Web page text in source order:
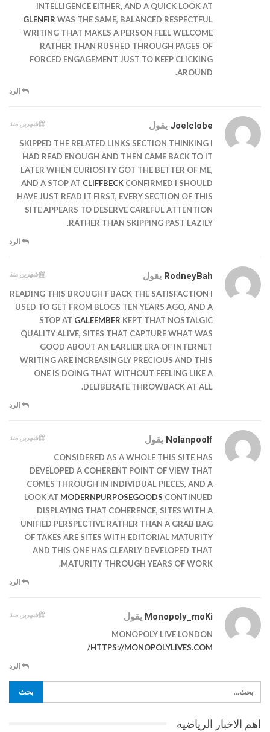
INTELLIGENCE EITHER, AND A QUICK LOOK AT
GLENFIR WAS THE SAME, BALANCED RESPECTFUL
WRITING THAT MAKES A PERSON FEEL WELCOME
RATHER THAN RUSHED THROUGH PAGES OF
FORCED ENGAGEMENT JUST TO KEEP CLICKING
AROUND.
الرد
Joelclobe يقول شهرين منذ
SKIPPED THE RELATED LINKS SECTION THINKING I
HAD READ ENOUGH AND THEN CAME BACK TO IT
LATER WHEN CURIOSITY GOT THE BETTER OF ME,
AND A STOP AT CLIFFBECK CONFIRMED I SHOULD
HAVE JUST READ IT FIRST, EVERY SECTION OF THIS
SITE APPEARS TO DESERVE CAREFUL ATTENTION
RATHER THAN SKIPPING PAST LAZILY.
الرد
RodneyBah يقول شهرين منذ
READING THIS BROUGHT BACK THE SATISFACTION I
USED TO GET FROM BLOGS TEN YEARS AGO, AND A
STOP AT GALEEMBER KEPT THAT NOSTALGIC
QUALITY ALIVE, SITES THAT CAPTURE WHAT WAS
GOOD ABOUT AN EARLIER ERA OF INTERNET
WRITING ARE INCREASINGLY PRECIOUS AND THIS
ONE IS DOING THAT WITHOUT FEELING LIKE A
DELIBERATE THROWBACK AT ALL.
الرد
Nolanpoolf يقول شهرين منذ
CONSIDERED AS A WHOLE THIS SITE HAS
DEVELOPED A COHERENT POINT OF VIEW THAT
COMES THROUGH IN INDIVIDUAL PIECES, AND A
LOOK AT MODERNPURPOSEGOODS CONTINUED
DISPLAYING THAT COHERENCE, SITES WITH A
UNIFIED PERSPECTIVE RATHER THAN A GRAB BAG
OF TAKES ARE SITES WITH EDITORIAL MATURITY
AND THIS ONE HAS CLEARLY DEVELOPED THAT
MATURITY THROUGH YEARS OF WORK.
الرد
Monopoly_moKi يقول شهرين منذ
MONOPOLY LIVE LONDON
HTTPS://MONOPOLYLIVES.COM/
الرد
اهم الاخبار الرياضيه